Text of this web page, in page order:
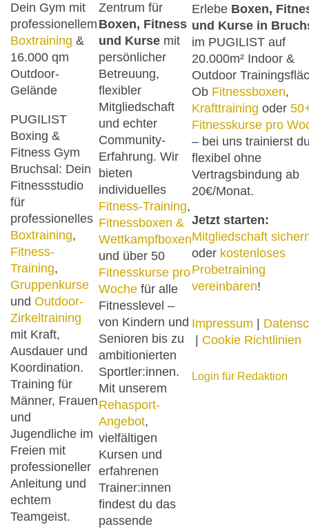
Dein Gym mit
professionellem
Boxtraining &
16.000 qm
Outdoor-
Gelände
PUGILIST
Boxing &
Fitness Gym
Bruchsal: Dein
Fitnessstudio
für
professionelles
Boxtraining,
Fitness-
Training,
Gruppenkurse
und Outdoor-
Zirkeltraining
mit Kraft,
Ausdauer und
Koordination.
Training für
Männer, Frauen
und
Jugendliche im
Freien mit
professioneller
Anleitung und
echtem
Teamgeist.
Zentrum für
Boxen, Fitness
und Kurse mit
persönlicher
Betreuung,
flexibler
Mitgliedschaft
und echter
Community-
Erfahrung. Wir
bieten
individuelles
Fitness-Training,
Fitnessboxen &
Wettkampfboxen
und über 50
Fitnesskurse pro
Woche für alle
Fitnesslevel –
von Kindern und
Senioren bis zu
ambitionierten
Sportler:innen.
Mit unserem
Rehasport-
Angebot,
vielfältigen
Kursen und
erfahrenen
Trainer:innen
findest du das
passende
Erlebe Boxen,
und Kurse in
im PUGILIST auf
20.000m² Indoor &
Outdoor
Ob Fitnessboxen,
Krafttraining oder
Fitnesskurse pro
– bei uns trainierst
flexibel ohne
Vertragsbindung ab
20€/Monat.
Jetzt starten:
Mitgliedschaft
oder kostenloses
Probetraining
vereinbaren!
Impressum |
| Cookie Richtlinien
Login für Redaktion